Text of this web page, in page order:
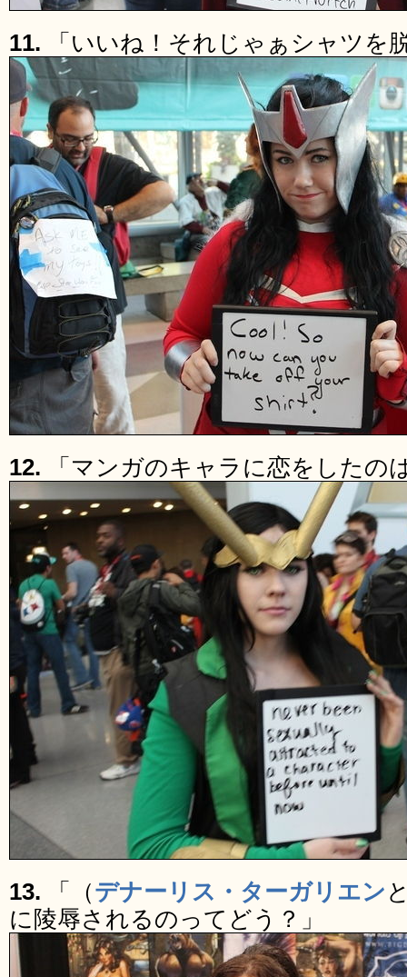
11. 「いいね！それじゃぁシャツを
12. 「マンガのキャラに恋をしたの
13. 「（デナーリス・ターガリエン
に陵辱されるのってどう？」